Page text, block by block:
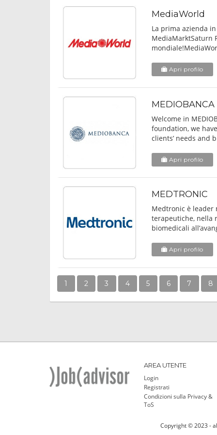
MediaWorld
La prima azienda
MediaMarktSaturn
Apri profilo
MEDIOBANCA
Welcome in
foundation, we
clients’ needs and
Apri profilo
MEDTRONIC
Medtronic è leader
terapeutiche, nella
biomedicali
Apri profilo
1 2 3 4 5 6 7 8
AREA UTENTE
Login
Registrati
Condizioni sulla Privacy &
ToS
Copyright © 2023 -